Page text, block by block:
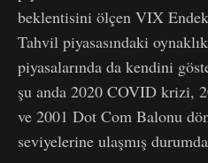
beklentisini ölçen VIX
Tahvil piyasasındaki
piyasalarında da kendini
şu anda 2020 COVID krizi,
ve 2001 Dot Com Balonu
seviyelerine ulaşmış